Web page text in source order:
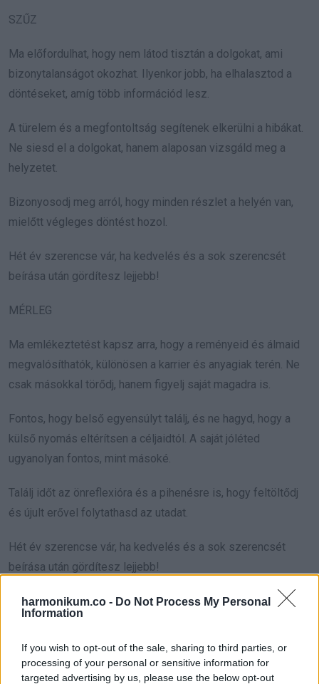
harmonikum.co - Do Not Process My Personal
Information
If you wish to opt-out of the sale, sharing to third parties, or
processing of your personal or sensitive information for
targeted advertising by us, please use the below opt-out
SZŰZ
Ma előfordulhat, hogy nem látod tisztán a dolgokat, ami
bizonytalanságot okozhat. Ilyenkor jobb, ha elhalasztod a
döntéseket, amíg több információd lesz.
A türelem és a megfontoltság segítenek elkerülni a hibákat.
Ne siesd el a dolgokat, hanem alaposan vizsgáld meg a
helyzetet.
Bizonyosodj meg arról, hogy minden részlet a helyén van,
mielőtt végleges döntést hozol.
Hét év szerencse vár, ha kedvelés és a sok szerencsét
beírása után gördítesz lejjebb!
MÉRLEG
Ma emlékeztetést kapsz arra, hogy a reményeid és álmaid
megvalósíthatók, különösen a karrier és anyagiak terén. Ne
csak másokkal törődj, hanem figyelj saját magadra is.
Fontos, hogy belső egyensúlyt találj, és ne hagyd, hogy a
külső nyomás eltérítsen a céljaidtól. A saját jóléted
ugyanolyan fontos, mint másoké.
Találj időt az önreflexióra és a pihenésre is, hogy feltöltődj
és újult erővel folytathasd az utadat.
Hét év szerencse vár, ha kedvelés és a sok szerencsét
beírása után gördítesz lejjebb!
SKORPIÓ
fókuszálnod. Ne aggódj túl sokat mások tettei miatt, inkább
arra koncentrálj, hogy te mit érsz el.